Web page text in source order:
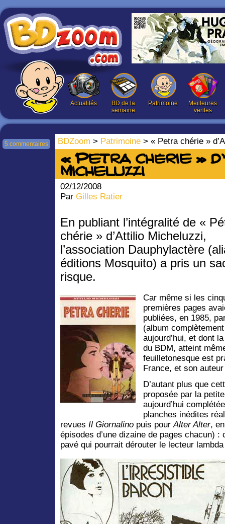
Actualités
BD de la
semaine
Patrimoine
Meilleures
ventes
BDZoom > Patrimoine > « Petra chérie »
5 commentaires
« Petra chérie »
Micheluzzi
02/12/2008
Par Gilles Ratier
En publiant l’intégralité de «
chérie » d’Attilio Micheluzzi,
l’association Dauphylactère
éditions Mosquito) a pris un
risque.
Car même si les
premières pages
publiées, en 1985,
(album
aujourd’hui, et dont
du BDM, atteint
feuilletonesque est
France, et son
D’autant plus que
proposée par la
aujourd’hui
planches inédites
revues Il Giornalino puis pourAlter Alter,
épisodes d’une dizaine de pages chacun)
pavé qui pourrait dérouter le lecteur